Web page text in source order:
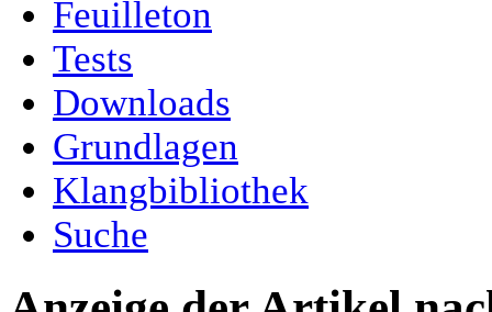
Feuilleton
Tests
Downloads
Grundlagen
Klangbibliothek
Suche